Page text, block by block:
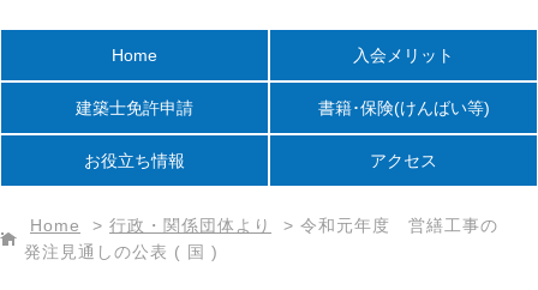
Home 入会メリット
建築士免許申請 書籍･保険(けんばい等)
お役立ち情報 アクセス
Home > 行政・関係団体より > 令和元年度 営繕工事の
発注見通しの公表 ( 国 )